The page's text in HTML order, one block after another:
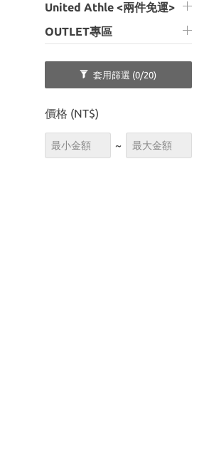
United Athle <兩件免運>
OUTLET專區
套用篩選 (0/20)
價格 (NT$)
~